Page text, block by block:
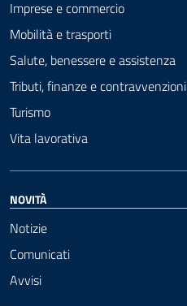
Imprese e commercio
Mobilità e trasporti
Salute, benessere e assistenza
Tributi, finanze e contravvenzioni
Turismo
Vita lavorativa
NOVITÀ
Notizie
Comunicati
Avvisi